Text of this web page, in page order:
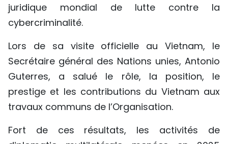
juridique mondial de lutte contre la
cybercriminalité.
Lors de sa visite officielle au Vietnam, le
Secrétaire général des Nations unies, Antonio
Guterres, a salué le rôle, la position, le
prestige et les contributions du Vietnam aux
travaux communs de l’Organisation.
Fort de ces résultats, les activités de